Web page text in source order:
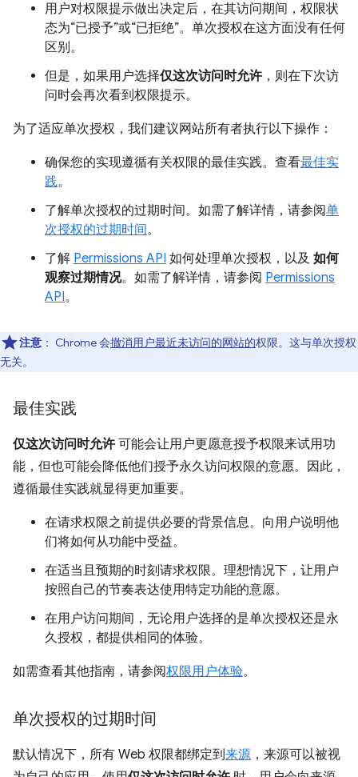
用户对权限提示做出决定后，在其访问期间，权限状
态为“已授予”或“已拒绝”。单次授权在这方面没有任何
区别。
但是，如果用户选择仅这次访问时允许 ，则在下次访
问时会再次看到权限提示。
为了适应单次授权，我们建议网站所有者执行以下操作：
确保您的实现遵循有关权限的最佳实践。查看最佳实
践。
了解单次授权的过期时间。如需了解详情，请参阅单
次授权的过期时间。
了解 Permissions API 如何处理单次授权，以及 如何
观察过期情况。如需了解详情，请参阅 Permissions
API。
注意 ： Chrome 会撤消用户最近未访问的网站的权限。这与单次授权
无关。
最佳实践
仅这次访问时允许 可能会让用户更愿意授予权限来试用功
能，但也可能会降低他们授予永久访问权限的意愿。因此，
遵循最佳实践就显得更加重要。
在请求权限之前提供必要的背景信息。向用户说明他
们将如何从功能中受益。
在适当且预期的时刻请求权限。理想情况下，让用户
按照自己的节奏表达使用特定功能的意愿。
在用户访问期间，无论用户选择的是单次授权还是永
久授权，都提供相同的体验。
如需查看其他指南，请参阅权限用户体验。
单次授权的过期时间
默认情况下，所有 Web 权限都绑定到来源 ，来源可以被视